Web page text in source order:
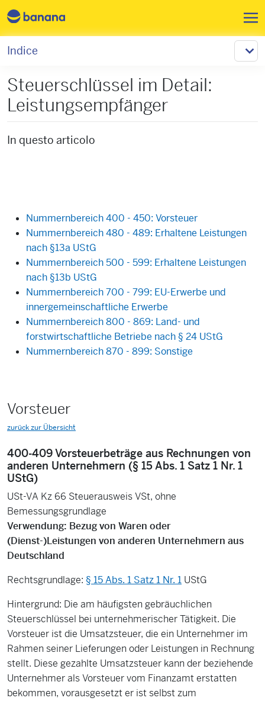
Steuerschlüssel im Detail:
Leistungsempfänger
In questo articolo
Nummernbereich 400 - 450: Vorsteuer
Nummernbereich 480 - 489: Erhaltene Leistungen
nach §13a UStG
Nummernbereich 500 - 599: Erhaltene Leistungen
nach §13b UStG
Nummernbereich 700 - 799: EU-Erwerbe und
innergemeinschaftliche Erwerbe
Nummernbereich 800 - 869: Land- und
forstwirtschaftliche Betriebe nach § 24 UStG
Nummernbereich 870 - 899: Sonstige
Vorsteuer
zurück zur Übersicht
400-409 Vorsteuerbeträge aus Rechnungen von
anderen Unternehmern (§ 15 Abs. 1 Satz 1 Nr. 1
UStG)
USt-VA Kz 66 Steuerausweis VSt, ohne
Bemessungsgrundlage
Verwendung: Bezug von Waren oder
(Dienst-)Leistungen von anderen Unternehmern aus
Deutschland
Rechtsgrundlage: § 15 Abs. 1 Satz 1 Nr. 1 UStG
Hintergrund: Die am häufigsten gebräuchlichen
Steuerschlüssel bei unternehmerischer Tätigkeit. Die
Vorsteuer ist die Umsatzsteuer, die ein Unternehmer im
Rahmen seiner Lieferungen oder Leistungen in Rechnung
stellt. Diese gezahlte Umsatzsteuer kann der beziehende
Unternehmer als Vorsteuer vom Finanzamt erstatten
bekommen, vorausgesetzt er ist selbst zum
Indice